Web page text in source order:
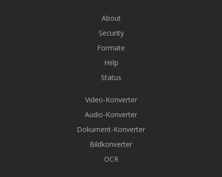
About
Security
Formate
Help
Status
Video-Konverter
Audio-Konverter
Dokument-Konverter
Bildkonverter
OCR